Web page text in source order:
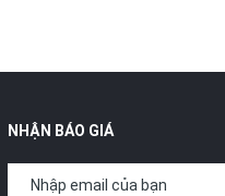
NHẬN BÁO GIÁ